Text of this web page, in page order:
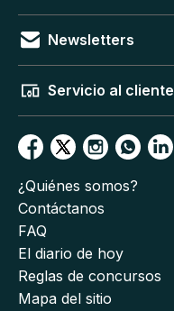
Newsletters
Servicio al cliente
¿Quiénes somos?
Contáctanos
FAQ
El diario de hoy
Reglas de concursos
Mapa del sitio